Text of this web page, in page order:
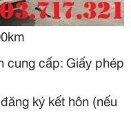
cung cấp: Giấy phép
ký kết hôn (nếu